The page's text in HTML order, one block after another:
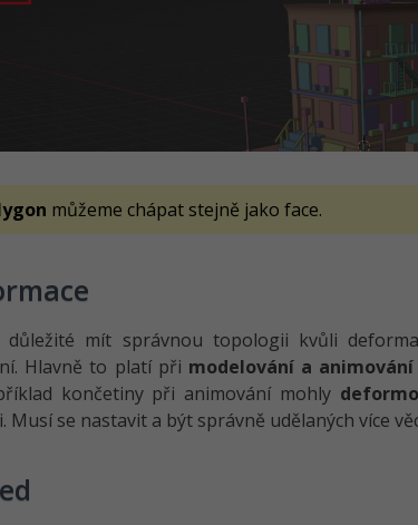
můžeme chápat stejně jako face.
důležité mít správnou topologii kvůli
Hlavně to platí při modelování a
končetiny při animování mohly
Musí se nastavit a být správně udělaných více